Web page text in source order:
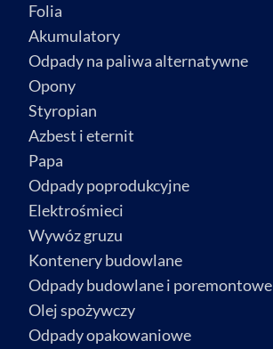
Folia
Akumulatory
Odpady na paliwa alternatywne
Opony
Styropian
Azbest i eternit
Papa
Odpady poprodukcyjne
Elektrośmieci
Wywóz gruzu
Kontenery budowlane
Odpady budowlane i poremontowe
Olej spożywczy
Odpady opakowaniowe